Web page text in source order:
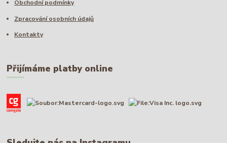
Obchodní podmínky
Zpracování osobních údajů
Kontakty
Přijímáme platby online